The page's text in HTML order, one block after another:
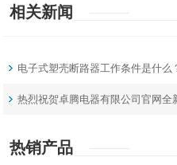
相关新闻
电子式塑壳断路器工作条件是什
热烈祝贺卓腾电器有限公司官网
热销产品